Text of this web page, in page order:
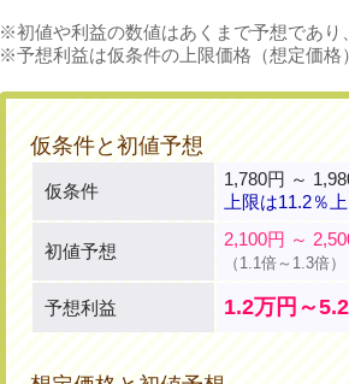
※初値や利益の数値はあくまで予想であ
※予想利益は仮条件の上限価格（想定価格
仮条件と初値予想
仮条件
1,780円 ～
上限は11.2％
初値予想
2,100円 ～
（1.1倍～1.3倍）
予想利益 1.2万円～